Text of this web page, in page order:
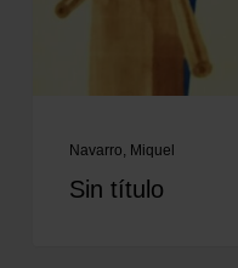
Navarro, Miquel
Sin título